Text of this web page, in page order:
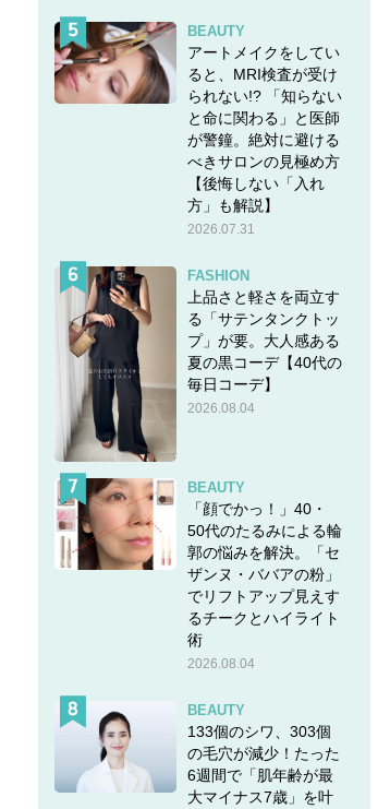
BEAUTY
アートメイクをしてい
ると、MRI検査が受け
られない!? 「知らない
と命に関わる」と医師
が警鐘。絶対に避ける
べきサロンの見極め方
【後悔しない「入れ
方」も解説】
2026.07.31
FASHION
上品さと軽さを両立す
る「サテンタンクトッ
プ」が要。大人感ある
夏の黒コーデ【40代の
毎日コーデ】
2026.08.04
BEAUTY
「顔でかっ！」40・
50代のたるみによる輪
郭の悩みを解決。「セ
ザンヌ・ババアの粉」
でリフトアップ見えす
るチークとハイライト
術
2026.08.04
BEAUTY
133個のシワ、303個
の毛穴が減少！たった
6週間で「肌年齢が最
大マイナス7歳」を叶